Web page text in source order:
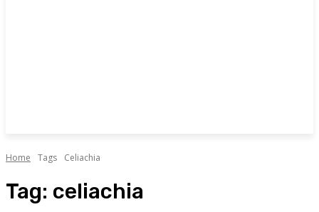
Home Tags Celiachia
Tag: celiachia